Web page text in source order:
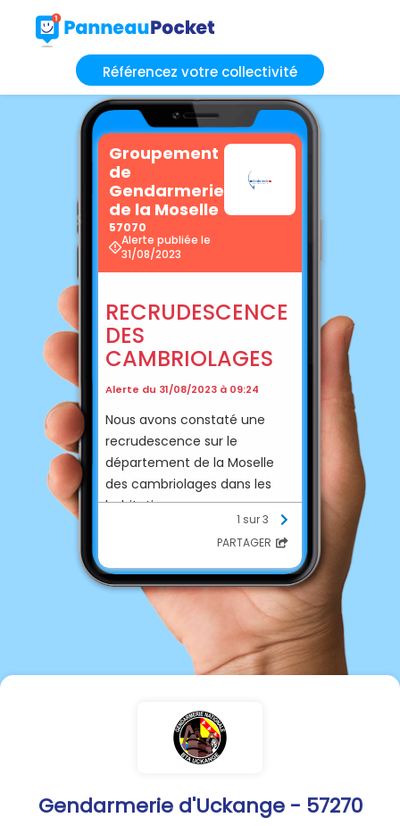
Référencez votre collectivité
Gendarmerie d'Uckange - 57270
Groupement
de
Gendarmerie
de la Moselle
57070
Alerte publiée le
31/08/2023
RECRUDESCENCE
DES
CAMBRIOLAGES
Alerte du 31/08/2023 à 09:24
Nous avons constaté une
recrudescence sur le
département de la Moselle
des cambriolages dans les
habitations.
REDOUBLEZ DE VIGILANCE !
CONTRE LES CAMBRIOLAGES,
AYEZ LES BONS RÉFLEXES !
1 sur 3
PARTAGER